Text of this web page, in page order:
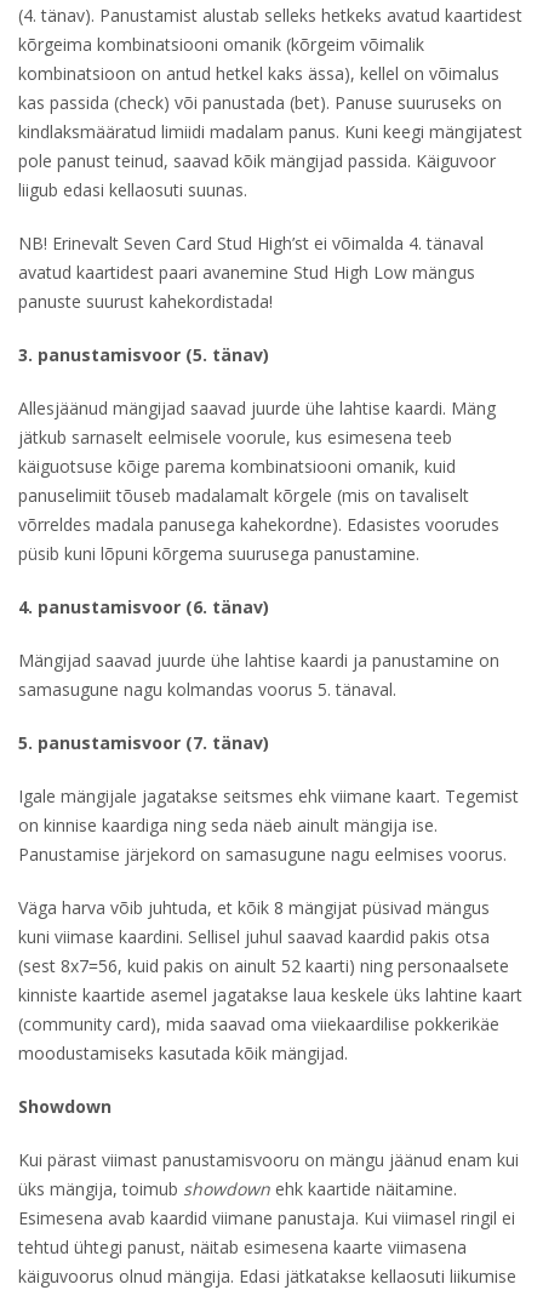
(4. tänav). Panustamist alustab selleks hetkeks avatud kaartidest
kõrgeima kombinatsiooni omanik (kõrgeim võimalik
kombinatsioon on antud hetkel kaks ässa), kellel on võimalus
kas passida (check) või panustada (bet). Panuse suuruseks on
kindlaksmääratud limiidi madalam panus. Kuni keegi mängijatest
pole panust teinud, saavad kõik mängijad passida. Käiguvoor
liigub edasi kellaosuti suunas.
NB! Erinevalt Seven Card Stud High’st ei võimalda 4. tänaval
avatud kaartidest paari avanemine Stud High Low mängus
panuste suurust kahekordistada!
3. panustamisvoor (5. tänav)
Allesjäänud mängijad saavad juurde ühe lahtise kaardi. Mäng
jätkub sarnaselt eelmisele voorule, kus esimesena teeb
käiguotsuse kõige parema kombinatsiooni omanik, kuid
panuselimiit tõuseb madalamalt kõrgele (mis on tavaliselt
võrreldes madala panusega kahekordne). Edasistes voorudes
püsib kuni lõpuni kõrgema suurusega panustamine.
4. panustamisvoor (6. tänav)
Mängijad saavad juurde ühe lahtise kaardi ja panustamine on
samasugune nagu kolmandas voorus 5. tänaval.
5. panustamisvoor (7. tänav)
Igale mängijale jagatakse seitsmes ehk viimane kaart. Tegemist
on kinnise kaardiga ning seda näeb ainult mängija ise.
Panustamise järjekord on samasugune nagu eelmises voorus.
Väga harva võib juhtuda, et kõik 8 mängijat püsivad mängus
kuni viimase kaardini. Sellisel juhul saavad kaardid pakis otsa
(sest 8x7=56, kuid pakis on ainult 52 kaarti) ning personaalsete
kinniste kaartide asemel jagatakse laua keskele üks lahtine kaart
(community card), mida saavad oma viiekaardilise pokkerikäe
moodustamiseks kasutada kõik mängijad.
Showdown
Kui pärast viimast panustamisvooru on mängu jäänud enam kui
üks mängija, toimub showdown ehk kaartide näitamine.
Esimesena avab kaardid viimane panustaja. Kui viimasel ringil ei
tehtud ühtegi panust, näitab esimesena kaarte viimasena
käiguvoorus olnud mängija. Edasi jätkatakse kellaosuti liikumise